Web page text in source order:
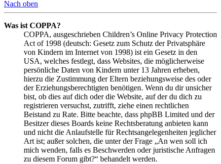
Nach oben
Was ist COPPA?
COPPA, ausgeschrieben Children’s Online Privacy Protection
Act of 1998 (deutsch: Gesetz zum Schutz der Privatsphäre
von Kindern im Internet von 1998) ist ein Gesetz in den
USA, welches festlegt, dass Websites, die möglicherweise
persönliche Daten von Kindern unter 13 Jahren erheben,
hierzu die Zustimmung der Eltern beziehungsweise des oder
der Erziehungsberechtigten benötigen. Wenn du dir unsicher
bist, ob dies auf dich oder die Website, auf der du dich zu
registrieren versuchst, zutrifft, ziehe einen rechtlichen
Beistand zu Rate. Bitte beachte, dass phpBB Limited und der
Besitzer dieses Boards keine Rechtsberatung anbieten kann
und nicht die Anlaufstelle für Rechtsangelegenheiten jeglicher
Art ist; außer solchen, die unter der Frage „An wen soll ich
mich wenden, falls es Beschwerden oder juristische Anfragen
zu diesem Forum gibt?“ behandelt werden.